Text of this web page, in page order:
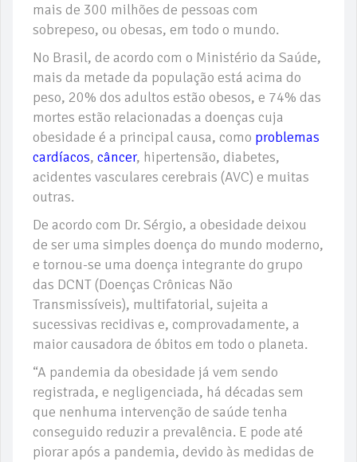
mais de 300 milhões de pessoas com
sobrepeso, ou obesas, em todo o mundo.
No Brasil, de acordo com o Ministério da Saúde,
mais da metade da população está acima do
peso, 20% dos adultos estão obesos, e 74% das
mortes estão relacionadas a doenças cuja
obesidade é a principal causa, como problemas
cardíacos, câncer, hipertensão, diabetes,
acidentes vasculares cerebrais (AVC) e muitas
outras.
De acordo com Dr. Sérgio, a obesidade deixou
de ser uma simples doença do mundo moderno,
e tornou-se uma doença integrante do grupo
das DCNT (Doenças Crônicas Não
Transmissíveis), multifatorial, sujeita a
sucessivas recidivas e, comprovadamente, a
maior causadora de óbitos em todo o planeta.
“A pandemia da obesidade já vem sendo
registrada, e negligenciada, há décadas sem
que nenhuma intervenção de saúde tenha
conseguido reduzir a prevalência. E pode até
piorar após a pandemia, devido às medidas de